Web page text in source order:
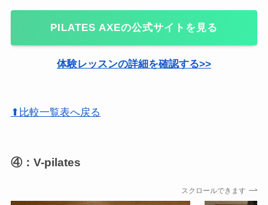
PILATES AXEの公式サイトを見る
体験レッスンの詳細を確認する>>
⬆比較一覧表へ戻る
④：V-pilates
スクロールできます